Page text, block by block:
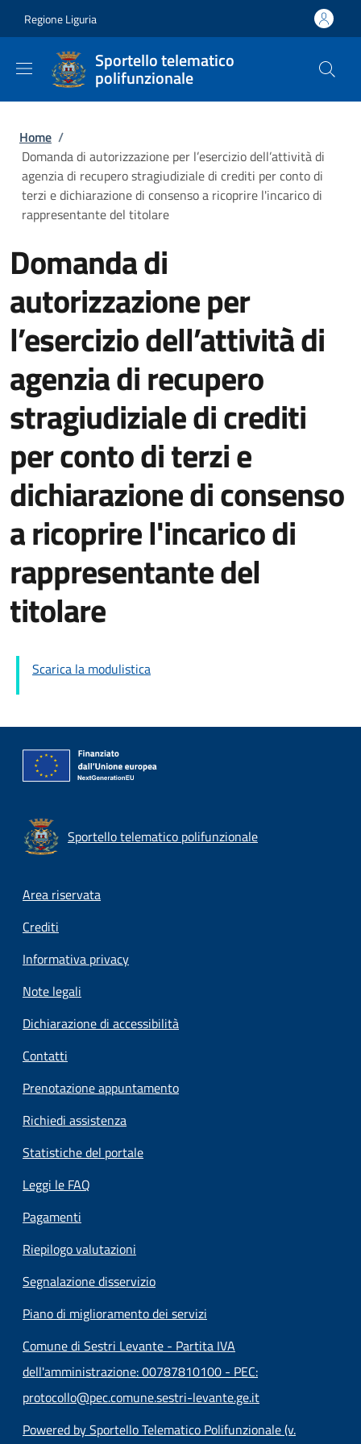
Regione Liguria
Sportello telematico
polifunzionale
Briciole di pane
Home /
Domanda di autorizzazione per l’esercizio dell’attività di
agenzia di recupero stragiudiziale di crediti per conto di
terzi e dichiarazione di consenso a ricoprire l'incarico di
rappresentante del titolare
Domanda di
autorizzazione per
l’esercizio dell’attività di
agenzia di recupero
stragiudiziale di crediti
per conto di terzi e
dichiarazione di consenso
a ricoprire l'incarico di
rappresentante del
titolare
Scarica la modulistica
Sportello telematico polifunzionale
Footer menu
Area riservata
Crediti
Informativa privacy
Note legali
Dichiarazione di accessibilità
Contatti
Prenotazione appuntamento
Richiedi assistenza
Statistiche del portale
Leggi le FAQ
Pagamenti
Riepilogo valutazioni
Segnalazione disservizio
Piano di miglioramento dei servizi
Comune di Sestri Levante - Partita IVA
dell'amministrazione: 00787810100 - PEC:
protocollo@pec.comune.sestri-levante.ge.it
Powered by Sportello Telematico Polifunzionale (v.